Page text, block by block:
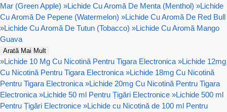
Mar (Green Apple) »Lichide Cu Aromă De Menta (Menthol) »Lichide
Cu Aromă De Pepene (Watermelon) »Lichide Cu Aromă De Red Bull
»Lichide Cu Aromă De Tutun (Tobacco) »Lichide Cu Aromă Mango
Guava
Arată Mai Mult
»Lichide 10 Mg Cu Nicotină Pentru Tigara Electronica »Lichide 12mg
Cu Nicotină Pentru Tigara Electronica »Lichide 18mg Cu Nicotină
Pentru Tigara Electronica »Lichide 20mg Cu Nicotină Pentru Tigara
Electronica »Lichide 50 ml Pentru Țigări Electronice »Lichide 500 ml
Pentru Țigări Electronice »Lichide cu Nicotină de 100 ml Pentru